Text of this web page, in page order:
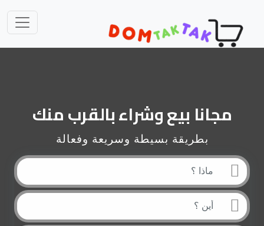
مجانا بيع وشراء بالقرب منك
بطريقة بسيطة وسريعة وفعالة